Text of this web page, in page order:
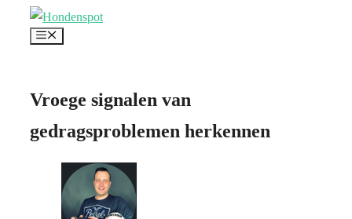
Menu
Vroege signalen van
gedragsproblemen herkennen